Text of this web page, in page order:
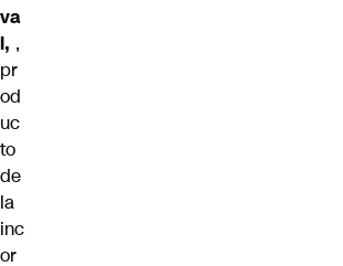
va
l, ,
pr
od
uc
to
de
la
inc
or